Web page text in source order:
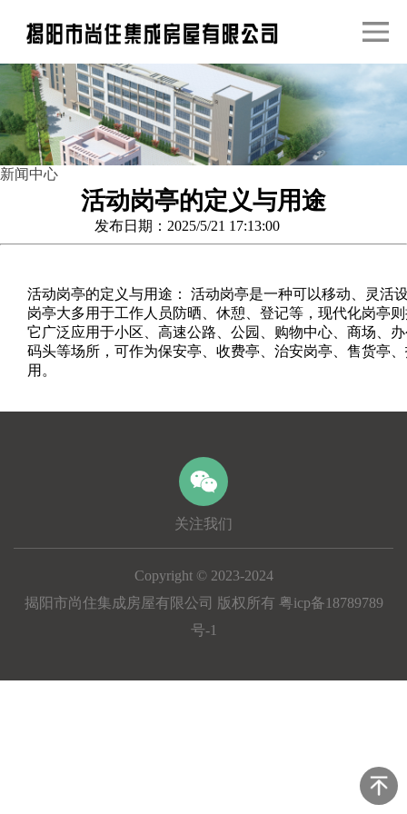
新闻中心
活动岗亭的定义与用途
发布日期：2025/5/21 17:13:00
活动岗亭的定义与用途： 活动岗亭是一种可以移动、灵活
岗亭大多用于工作人员防晒、休憩、登记等，现代化岗亭
它广泛应用于小区、高速公路、公园、购物中心、商场、
码头等场所，可作为保安亭、收费亭、治安岗亭、售货亭
用。
关注我们
Copyright © 2023-2024
揭阳市尚住集成房屋有限公司 版权所有 粤icp备18789789
号-1